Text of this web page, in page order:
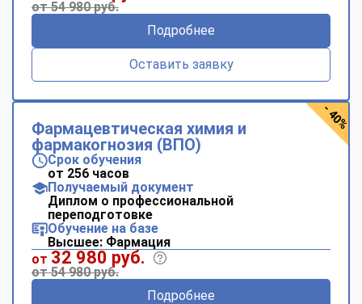
от 54 980 руб.
Подробнее
Оставить заявку
Фармацевтическая химия и
фармакогнозия (ВПО)
Срок обучения
от 256 часов
Получаемый документ
Диплом о профессиональной
переподготовке
Обучение на базе
Высшее: Фармация
от 32 980 руб.
от 54 980 руб.
Подробнее
- 40%